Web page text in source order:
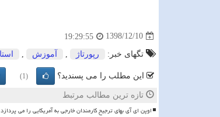
1398/12/10
19:29:55
تگهای خبر: رپورتاژ آموزش
این مطلب را می پسندید؟ (1)
تازه ترین مطالب مرتبط
اوپن ای آی بهای ترجیح کارمندان خارجی به آمریکایی را می پردازد